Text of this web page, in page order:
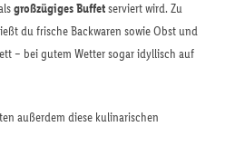
großzügiges Buffetserviert wird. Zu
du frische Backwaren sowie Obst und
– bei gutem Wetter sogar idyllisch auf
außerdem diese kulinarischen